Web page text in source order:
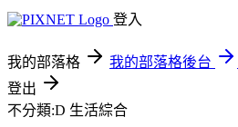
登入
我的部落格 我的部落格後台
登出
不分類:D 生活綜合